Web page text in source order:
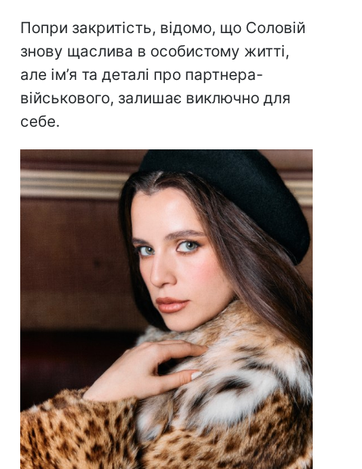
Попри закритість, відомо, що Соловій
знову щаслива в особистому житті,
але ім’я та деталі про партнера-
військового, залишає виключно для
себе.